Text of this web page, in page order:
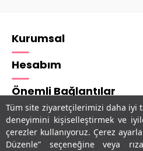
Tüm site ziyaretçilerimizi daha iyi
deneyimini kişiselleştirmek ve
çerezler kullanıyoruz. Çerez
Düzenle” seçeneğine veya
Kurumsal
Hesabım
Önemli Bağlantılar
Adres & İletişim
Uygulamalarımız